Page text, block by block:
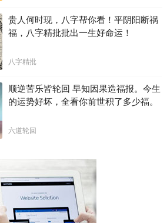
贵人何时现，八字帮你看！平阴阳断祸
福，八字精批批出一生好命运！
八字精批
顺逆苦乐皆轮回 早知因果造福报。今生
的运势好坏，全看你前世积了多少福。
六道轮回